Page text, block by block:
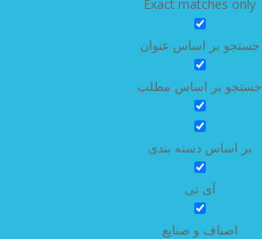
Exact matches only
جستجو بر اساس عنوان
جستجو بر اساس مطلب
بر اساس دسته بندی
آی تی
اصناف و صنایع